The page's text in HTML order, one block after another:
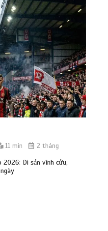
11 min 2 tháng
2026: Di sản vĩnh cửu,